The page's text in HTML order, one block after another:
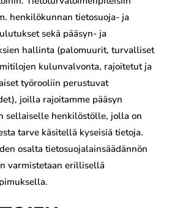
henkilökunnan tietosuoja- ja
sekä pääsyn- ja
hallinta (palomuurit, turvalliset
kulunvalvonta, rajoitetut ja
työrooliin perustuvat
joilla rajoitamme pääsyn
sellaiselle henkilöstölle, jolla on
tarve käsitellä kyseisiä tietoja.
osalta tietosuojalainsäädännön
varmistetaan erillisellä